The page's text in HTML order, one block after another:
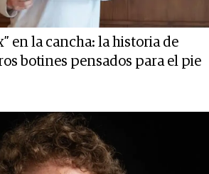
en la cancha: la historia de
botines pensados para el pie